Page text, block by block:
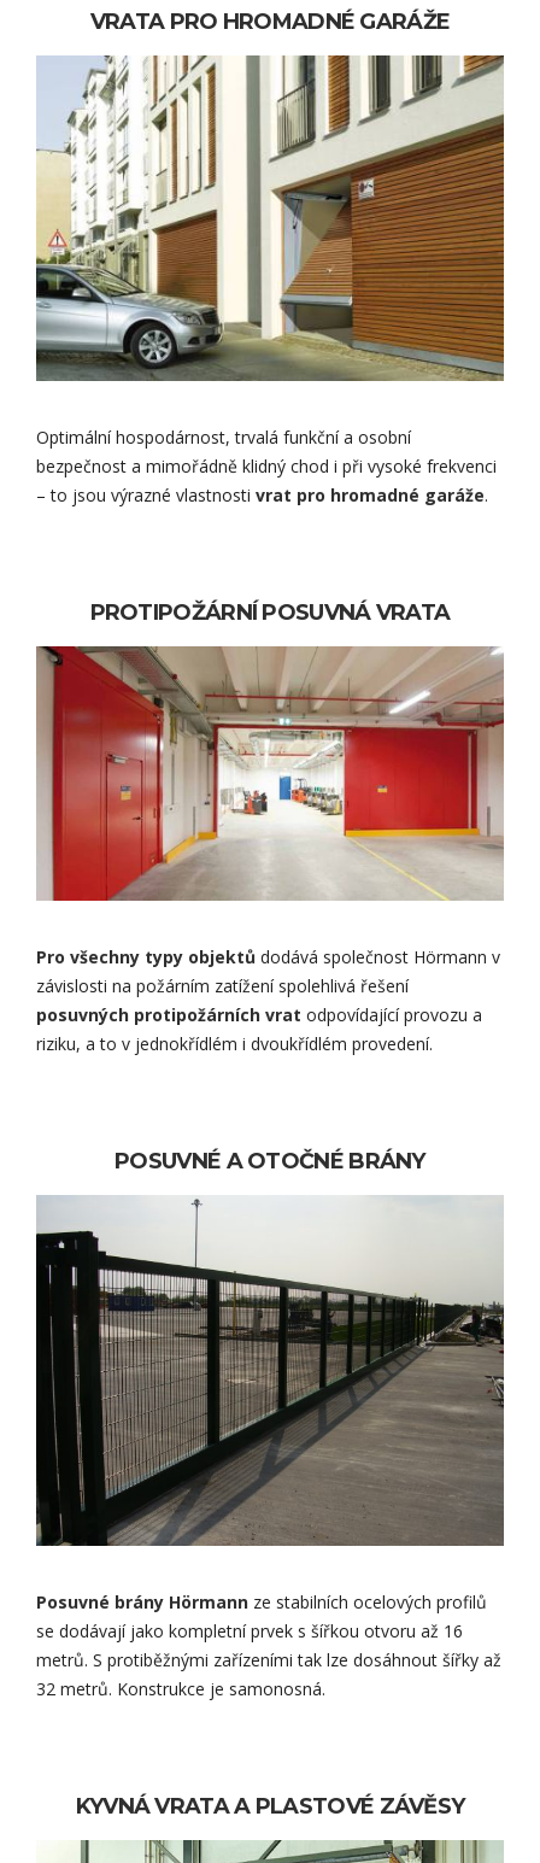
VRATA PRO HROMADNÉ GARÁŽE
Optimální hospodárnost, trvalá funkční a osobní
bezpečnost a mimořádně klidný chod i při vysoké frekvenci
– to jsou výrazné vlastnosti vrat pro hromadné garáže.
PROTIPOŽÁRNÍ POSUVNÁ VRATA
Pro všechny typy objektů dodává společnost Hörmann v
závislosti na požárním zatížení spolehlivá řešení
posuvných protipožárních vrat odpovídající provozu a
riziku, a to v jednokřídlém i dvoukřídlém provedení.
POSUVNÉ A OTOČNÉ BRÁNY
Posuvné brány Hörmann ze stabilních ocelových profilů
se dodávají jako kompletní prvek s šířkou otvoru až 16
metrů. S protiběžnými zařízeními tak lze dosáhnout šířky až
32 metrů. Konstrukce je samonosná.
KYVNÁ VRATA A PLASTOVÉ ZÁVĚSY